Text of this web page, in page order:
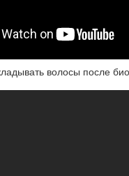
волосы после